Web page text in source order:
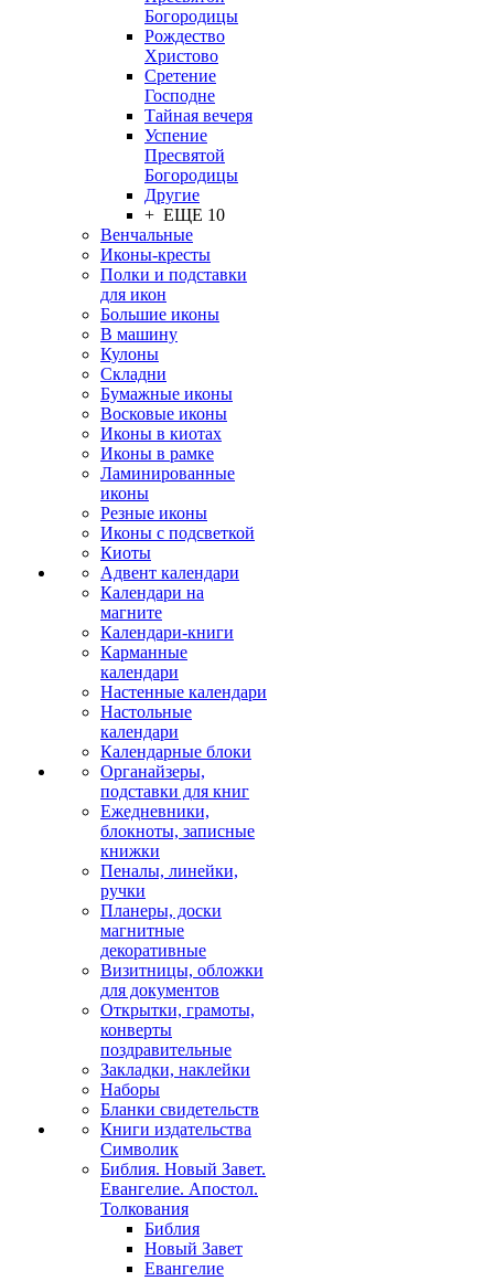
Богородицы
Рождество
Христово
Сретение
Господне
Тайная вечеря
Успение
Пресвятой
Богородицы
Другие
+ ЕЩЕ 10
Венчальные
Иконы-кресты
Полки и подставки
для икон
Большие иконы
В машину
Кулоны
Складни
Бумажные иконы
Восковые иконы
Иконы в киотах
Иконы в рамке
Ламинированные
иконы
Резные иконы
Иконы с подсветкой
Киоты
Адвент календари
Календари на
магните
Календари-книги
Карманные
календари
Настенные календари
Настольные
календари
Календарные блоки
Органайзеры,
подставки для книг
Ежедневники,
блокноты, записные
книжки
Пеналы, линейки,
ручки
Планеры, доски
магнитные
декоративные
Визитницы, обложки
для документов
Открытки, грамоты,
конверты
поздравительные
Закладки, наклейки
Наборы
Бланки свидетельств
Книги издательства
Символик
Библия. Новый Завет.
Евангелие. Апостол.
Толкования
Библия
Новый Завет
Евангелие